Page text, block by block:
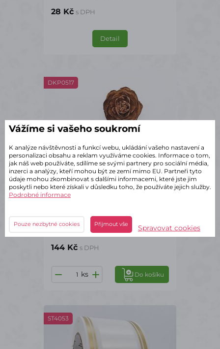
28 Kč s DPH
Detail
DKP0517
✔ Skladem – odeslání do 2 dnů
Přírodní cedrová růže 24 kusů
144 Kč s DPH
ks Do košíku
ST4053
Vážíme si vašeho soukromí
K analýze návštěvnosti a funkcí webu, ukládání vašeho nastavení a
personalizaci obsahu a reklam využíváme cookies. Informace o tom,
jak náš web používáte, sdílíme se svými partnery pro sociální média,
inzerci a analýzy, kteří mohou být ze zemí mimo EU. Partneři tyto
údaje mohou zkombinovat s dalšími informacemi, které jste jim
poskytli nebo které získali v důsledku toho, že používáte jejich služby.
Podrobné informace
Pouze nezbytné cookies Přijmout vše Spravovat cookies